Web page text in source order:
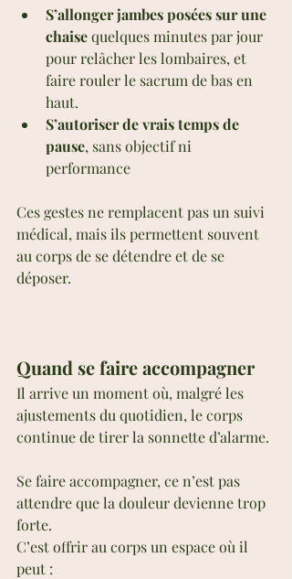
S’allonger jambes posées sur une
chaise quelques minutes par jour
pour relâcher les lombaires, et
faire rouler le sacrum de bas en
haut.
S’autoriser de vrais temps de
pause, sans objectif ni
performance
Ces gestes ne remplacent pas un suivi
médical, mais ils permettent souvent
au corps de se détendre et de se
déposer.
Quand se faire accompagner
Il arrive un moment où, malgré les
ajustements du quotidien, le corps
continue de tirer la sonnette d’alarme.
Se faire accompagner, ce n’est pas
attendre que la douleur devienne trop
forte.
C’est offrir au corps un espace où il
peut :